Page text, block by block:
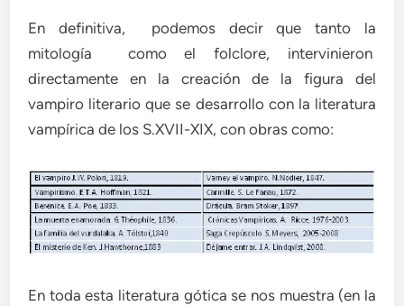
En definitiva, podemos decir que tanto la
mitología como el folclore, intervinieron
directamente en la creación de la figura del
vampiro literario que se desarrollo con la literatura
vampírica de los S.XVII-XIX, con obras como:
En toda esta literatura gótica se nos muestra (en la